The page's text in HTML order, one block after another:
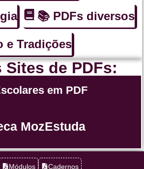
📚 PDFs diversos
e Tradições
Sites de PDFs:
em PDF
MozEstuda
Módulos Cadernos